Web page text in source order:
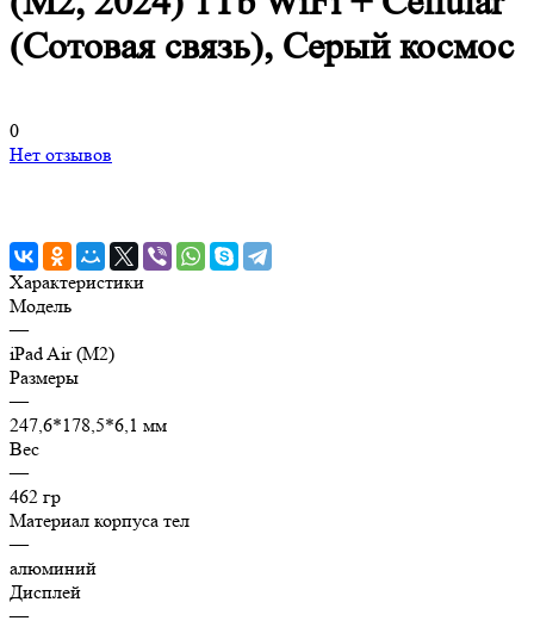
(Сотовая связь), Серый космос
0
Нет отзывов
Характеристики
Модель
—
iPad Air (M2)
Размеры
—
247,6*178,5*6,1 мм
Вес
—
462 гр
Материал корпуса тел
—
алюминий
Дисплей
—